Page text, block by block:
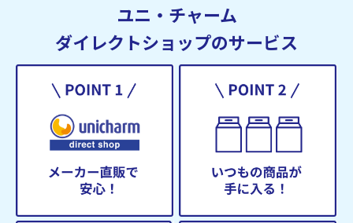
ユニ・チャーム
ダイレクトショップのサービス